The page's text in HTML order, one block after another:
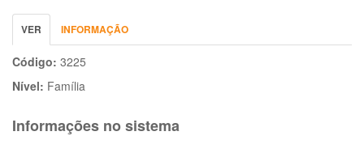
Abas
primárias
VER (ABA
ATIVA)
INFORMAÇÃO
Código: 3225
Nível: Família
Informações no sistema